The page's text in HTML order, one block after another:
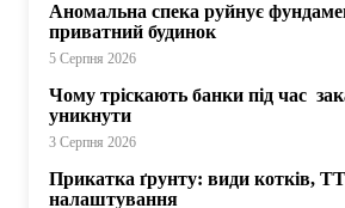
Аномальна спека руйнує
приватний будинок
5 Серпня 2026
Чому тріскають банки під час
уникнути
3 Серпня 2026
Прикатка ґрунту: види котків,
налаштування